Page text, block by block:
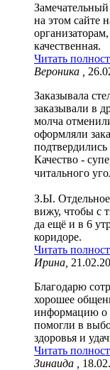
на этом сайте
качественная.
Читать
Вероника ,
Заказывала
заказывали в
молча
оформляли
Качество -
читального
З.Ы.
вижу, чтобы с
да ещё и в 6
коридоре.
Читать
Ирина,
Благодарю
хорошее
информацию о
помогли в
здоровья и
Читать
Зинаида ,